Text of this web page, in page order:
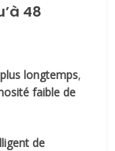
48
plus longtemps,
faible de
de